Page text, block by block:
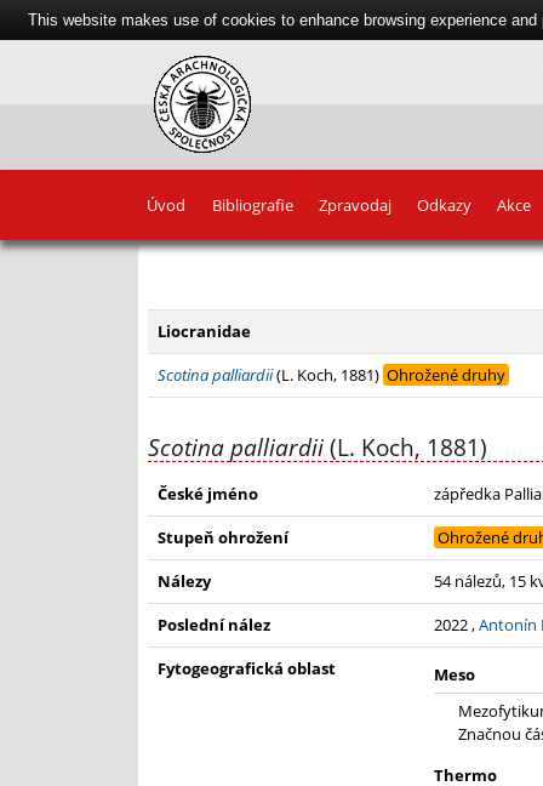
Úvod Bibliografie Zpravodaj Odkazy Akce
−
Liocranidae
Scotina palliardii(L. Koch, 1881) Ohrožené druhy
Scotina palliardii(L. Koch, 1881)
České jméno
zápředka
Stupeň ohrožení
Ohrožené
Nálezy
54 nálezů, 15
Poslední nález
2022 ,Antonín
Fytogeografická oblast
Meso
Značnou
Thermo
This website makes use of cookies to enhance browsing experience